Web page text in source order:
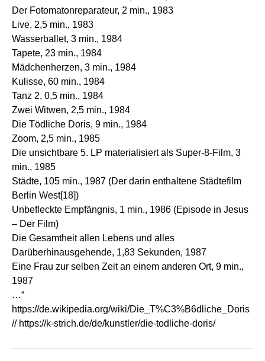
Der Fotomatonreparateur, 2 min., 1983
Live, 2,5 min., 1983
Wasserballet, 3 min., 1984
Tapete, 23 min., 1984
Mädchenherzen, 3 min., 1984
Kulisse, 60 min., 1984
Tanz 2, 0,5 min., 1984
Zwei Witwen, 2,5 min., 1984
Die Tödliche Doris, 9 min., 1984
Zoom, 2,5 min., 1985
Die unsichtbare 5. LP materialisiert als Super-8-Film, 3
min., 1985
Städte, 105 min., 1987 (Der darin enthaltene Städtefilm
Berlin West[18])
Unbefleckte Empfängnis, 1 min., 1986 (Episode in Jesus
– Der Film)
Die Gesamtheit allen Lebens und alles
Darüberhinausgehende, 1,83 Sekunden, 1987
Eine Frau zur selben Zeit an einem anderen Ort, 9 min.,
1987
…“
https://de.wikipedia.org/wiki/Die_T%C3%B6dliche_Doris
// https://k-strich.de/de/kunstler/die-todliche-doris/